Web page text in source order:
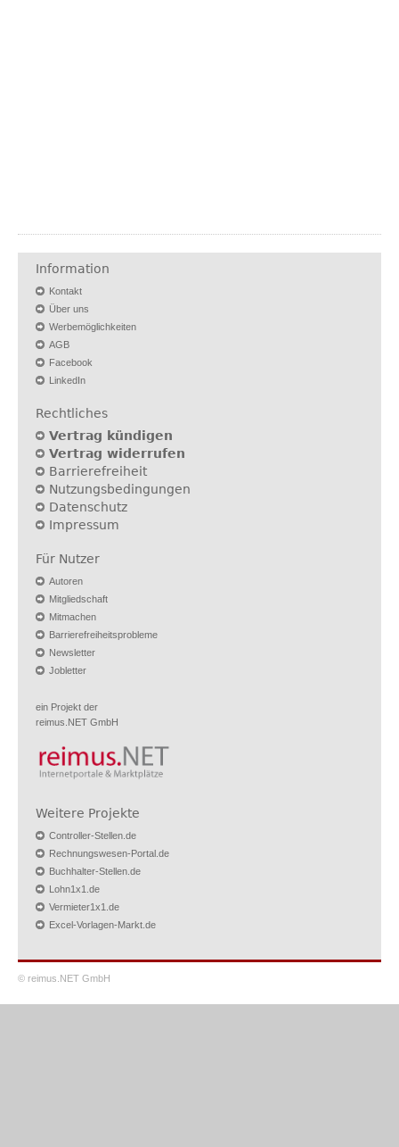
Information
Kontakt
Über uns
Werbemöglichkeiten
AGB
Facebook
LinkedIn
Rechtliches
Vertrag kündigen
Vertrag widerrufen
Barrierefreiheit
Nutzungsbedingungen
Datenschutz
Impressum
Für Nutzer
Autoren
Mitgliedschaft
Mitmachen
Barrierefreiheitsprobleme
Newsletter
Jobletter
ein Projekt der
reimus.NET GmbH
Weitere Projekte
Controller-Stellen.de
Rechnungswesen-Portal.de
Buchhalter-Stellen.de
Lohn1x1.de
Vermieter1x1.de
Excel-Vorlagen-Markt.de
© reimus.NET GmbH